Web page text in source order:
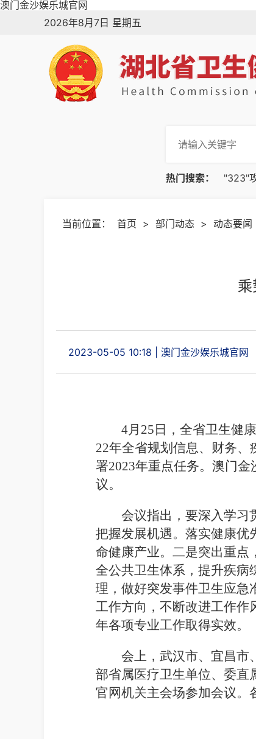
澳门金沙娱乐城官网
2026年8月7日 星期五
热门搜索： "323"
当前位置： 首页 > 部门动态 > 动态要闻
2023-05-05 10:18 澳门金沙娱乐城官网
4月25日，全省卫生健
22年全省规划信息、财务
署2023年重点任务。澳门
议。
会议指出，要深入学习
把握发展机遇。落实健康优
命健康产业。二是突出重点
全公共卫生体系，提升疾病
理，做好突发事件卫生应急
工作方向，不断改进工作作
年各项专业工作取得实效。
会上，武汉市、宜昌市
部省属医疗卫生单位、委直
官网机关主会场参加会议。